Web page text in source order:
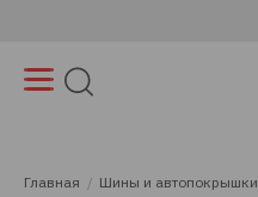
Главная
Шины и автопокрышки